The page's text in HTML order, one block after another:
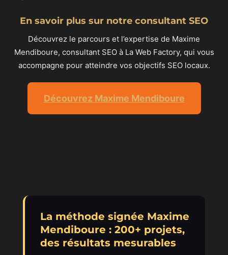
En savoir plus sur notre consultant SEO
Découvrez le parcours et l’expertise de Maxime
Mendiboure, consultant SEO à La Web Factory, qui vous
accompagne pour atteindre vos objectifs SEO locaux.
Découvrez Maxime Mendiboure
La méthode signée Maxime
Mendiboure : 200+ projets,
des résultats mesurables